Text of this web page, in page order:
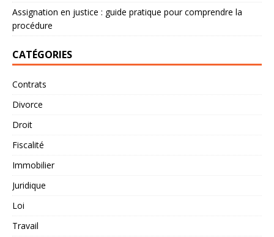
Assignation en justice : guide pratique pour comprendre la
procédure
CATÉGORIES
Contrats
Divorce
Droit
Fiscalité
Immobilier
Juridique
Loi
Travail